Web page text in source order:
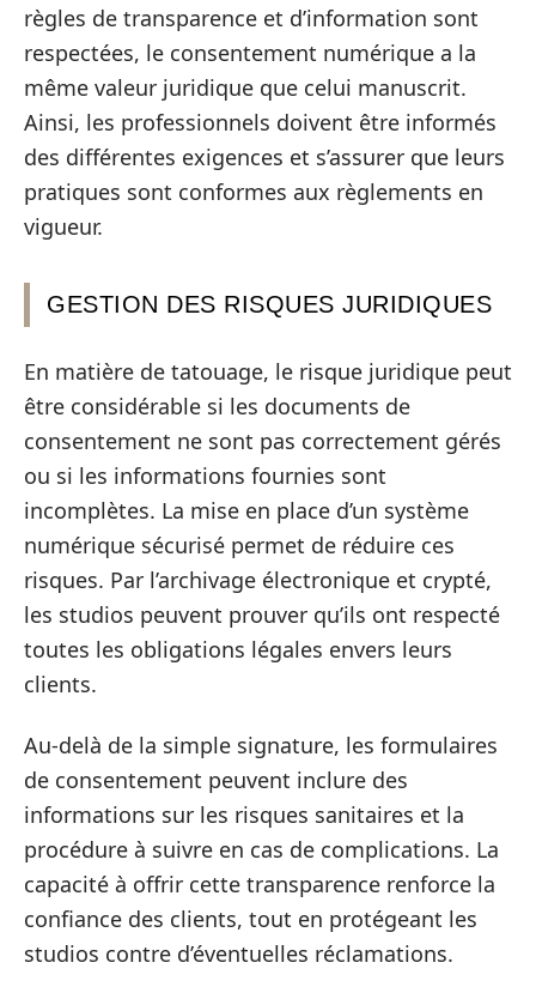
règles de transparence et d’information sont
respectées, le consentement numérique a la
même valeur juridique que celui manuscrit.
Ainsi, les professionnels doivent être informés
des différentes exigences et s’assurer que leurs
pratiques sont conformes aux règlements en
vigueur.
GESTION DES RISQUES JURIDIQUES
En matière de tatouage, le risque juridique peut
être considérable si les documents de
consentement ne sont pas correctement gérés
ou si les informations fournies sont
incomplètes. La mise en place d’un système
numérique sécurisé permet de réduire ces
risques. Par l’archivage électronique et crypté,
les studios peuvent prouver qu’ils ont respecté
toutes les obligations légales envers leurs
clients.
Au-delà de la simple signature, les formulaires
de consentement peuvent inclure des
informations sur les risques sanitaires et la
procédure à suivre en cas de complications. La
capacité à offrir cette transparence renforce la
confiance des clients, tout en protégeant les
studios contre d’éventuelles réclamations.